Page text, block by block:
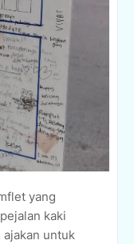
yang
kaki
ajakan untuk